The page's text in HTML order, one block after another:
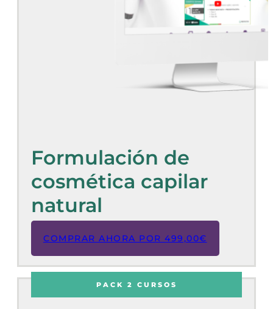
Formulación de
cosmética capilar
natural
COMPRAR AHORA POR 499,00€
PACK 2 CURSOS